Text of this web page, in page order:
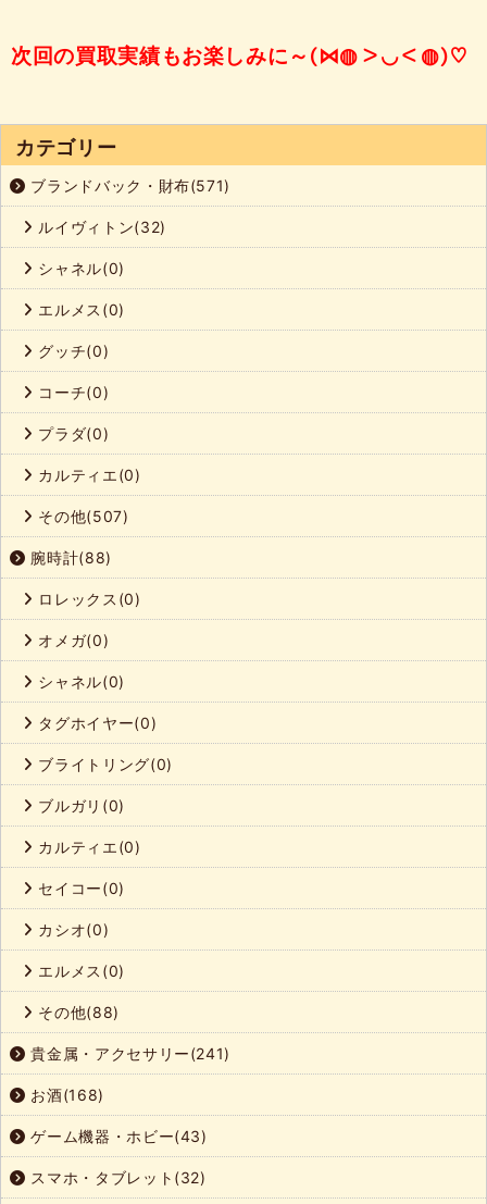
次回の買取実績もお楽しみに～ (⋈◍＞◡＜◍)♡
カテゴリー
ブランドバック・財布(571)
ルイヴィトン(32)
シャネル(0)
エルメス(0)
グッチ(0)
コーチ(0)
プラダ(0)
カルティエ(0)
その他(507)
腕時計(88)
ロレックス(0)
オメガ(0)
シャネル(0)
タグホイヤー(0)
ブライトリング(0)
ブルガリ(0)
カルティエ(0)
セイコー(0)
カシオ(0)
エルメス(0)
その他(88)
貴金属・アクセサリー(241)
お酒(168)
ゲーム機器・ホビー(43)
スマホ・タブレット(32)